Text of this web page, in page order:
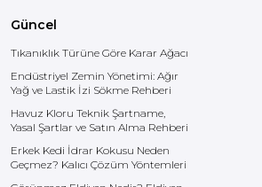
Güncel
Tıkanıklık Türüne Göre Karar Ağacı
Endüstriyel Zemin Yönetimi: Ağır
Yağ ve Lastik İzi Sökme Rehberi
Havuz Kloru Teknik Şartname,
Yasal Şartlar ve Satın Alma Rehberi
Erkek Kedi İdrar Kokusu Neden
Geçmez? Kalıcı Çözüm Yöntemleri